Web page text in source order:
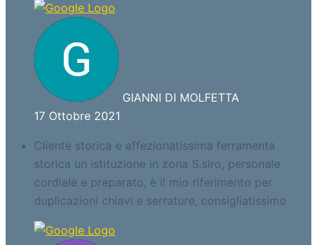
GIANNI DI MOLFETTA
17 Ottobre 2021
Cliente storica e affezionatissima ferramenta
storica un istituzione in zona S.siro, personale
cordiale e preparato, è il mio riferimento per
duplicazioni chiavi e serrature, consigliatissimo